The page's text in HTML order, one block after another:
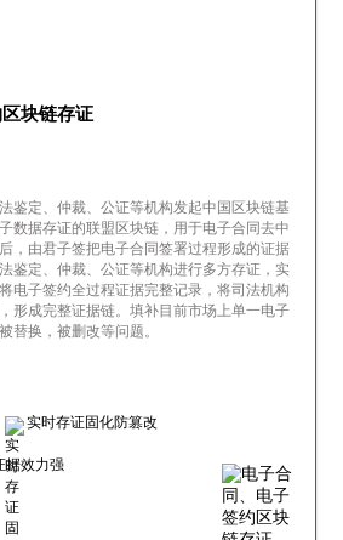
块链存证
鉴定、仲裁、公证等机构发起中国区块链基
数据存证的联盟区块链，用于电子合同去中
，由君子签把电子合同签署过程形成的证据
鉴定、仲裁、公证等机构进行多方存证，实
电子签约全过程证据完整记录，将司法机构
形成完整证据链。填补目前市场上单一电子
替换，被删改等问题。
实时存证固化防篡改
据效力强